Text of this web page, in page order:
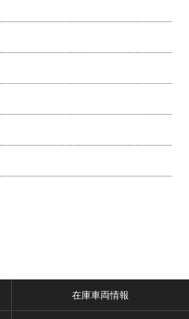
在庫車両情報